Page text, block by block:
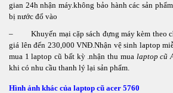
gian 24h nhận máy.không bảo hành các sản
bị nước đổ vào
– Khuyến mại cặp sách đựng máy kèm theo
giá lên đến 230,000 VNĐ.Nhận vệ sinh laptop
mua 1 laptop cũ bất kỳ .nhận thu mua laptop cũ
khi có nhu cầu thanh lý lại sản phẩm.
Hình ảnh khác của laptop cũ acer 5760